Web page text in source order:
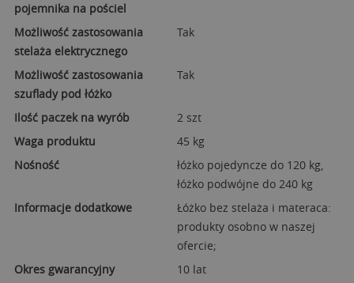
pojemnika na pościel
Możliwość zastosowania
stelaża elektrycznego
Tak
Możliwość zastosowania
szuflady pod łóżko
Tak
Ilość paczek na wyrób
2 szt
Waga produktu
45 kg
Nośność
łóżko pojedyncze do 120 kg,
łóżko podwójne do 240 kg
Informacje dodatkowe
Łóżko bez stelaża i materaca:
produkty osobno w naszej
ofercie;
Okres gwarancyjny
10 lat